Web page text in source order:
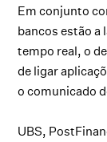
Em conjunto
bancos estão a
tempo real, o
de ligar
o comunicado
UBS,